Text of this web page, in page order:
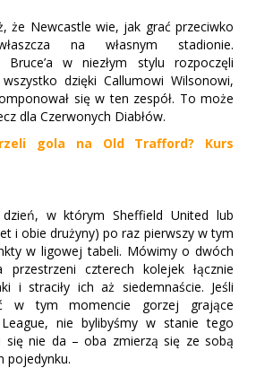
że Newcastle wie, jak grać przeciwko
na własnym stadionie.
Bruce’a w niezłym stylu rozpoczęli
dzięki Callumowi Wilsonowi,
się w ten zespół. To może
dla Czerwonych Diabłów.
gola na Old Trafford? Kurs
w którym Sheffield United lub
i obie drużyny) po raz pierwszy w tym
w ligowej tabeli. Mówimy o dwóch
przestrzeni czterech kolejek łącznie
i straciły ich aż siedemnaście. Jeśli
w tym momencie gorzej grające
nie bylibyśmy w stanie tego
nie da – oba zmierzą się ze sobą
pojedynku.